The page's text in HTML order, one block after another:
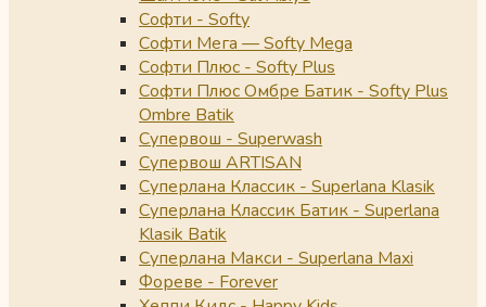
Софти - Softy
Софти Мега — Softy Mega
Софти Плюс - Softy Plus
Софти Плюс Омбре Батик - Softy Plus
Ombre Batik
Супервош - Superwash
Супервош ARTISAN
Суперлана Классик - Superlana Klasik
Суперлана Классик Батик - Superlana
Klasik Batik
Суперлана Макси - Superlana Maxi
Фореве - Forever